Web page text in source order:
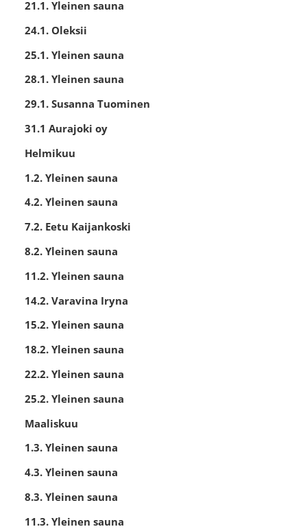
21.1. Yleinen sauna
24.1. Oleksii
25.1. Yleinen sauna
28.1. Yleinen sauna
29.1. Susanna Tuominen
31.1 Aurajoki oy
Helmikuu
1.2. Yleinen sauna
4.2. Yleinen sauna
7.2. Eetu Kaijankoski
8.2. Yleinen sauna
11.2. Yleinen sauna
14.2. Varavina Iryna
15.2. Yleinen sauna
18.2. Yleinen sauna
22.2. Yleinen sauna
25.2. Yleinen sauna
Maaliskuu
1.3. Yleinen sauna
4.3. Yleinen sauna
8.3. Yleinen sauna
11.3. Yleinen sauna